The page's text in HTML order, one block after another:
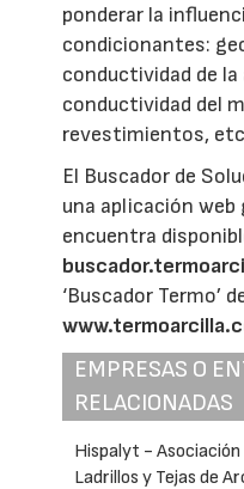
ponderar la
condicionantes:
conductividad de
conductividad del
revestimientos,
El Buscador de
una aplicación
encuentra
‘Buscador Termo’
EMPRESAS O
RELACIONADAS
Hispalyt - Asociación
Ladrillos y Tejas de